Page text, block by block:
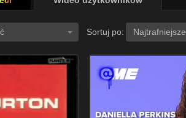
Sortuj po: Najtrafniejsze